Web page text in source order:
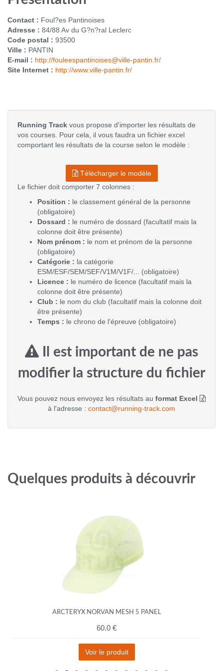
Contact : Foul?es Pantinoises
Adresse : 84/88 Av du G?n?ral Leclerc
Code postal : 93500
Ville : PANTIN
E-mail : http://fouleespantinoises@ville-pantin.fr/
Site Internet : http://www.ville-pantin.fr/
Running Track vous propose d'importer les résultats de
vos courses. Pour cela, il vous faudra un fichier excel
comportant les résultats de la course selon le modèle :
Télécharger le modèle
Le fichier doit comporter 7 colonnes :
Position : le classement général de la personne
(obligatoire)
Dossard : le numéro de dossard (facultatif mais la
colonne doit être présente)
Nom prénom : le nom et prénom de la personne
(obligatoire)
Catégorie : la catégorie
ESM/ESF/SEM/SEF/V1M/V1F/... (obligatoire)
Licence : le numéro de licence (facultatif mais la
colonne doit être présente)
Club : le nom du club (facultatif mais la colonne doit
être présente)
Temps : le chrono de l'épreuve (obligatoire)
Il est important de ne pas
modifier la structure du fichier
Vous pouvez nous envoyez les résultats au format Excel
à l'adresse : contact@running-track.com
Quelques produits à découvrir
ARCTERYX NORVAN MESH 5 PANEL
60.0 €
Voir le produit